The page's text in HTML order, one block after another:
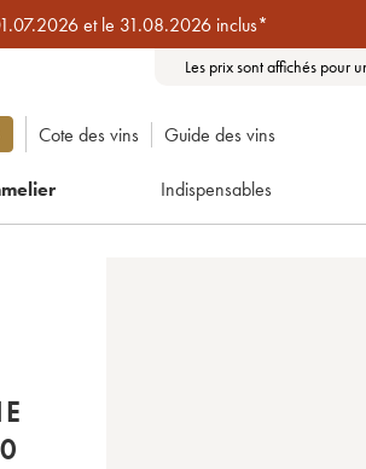
et le 31.08.2026 inclus*
Les prix sont affichés pour
Cote des vins Guide des vins
Indispensables